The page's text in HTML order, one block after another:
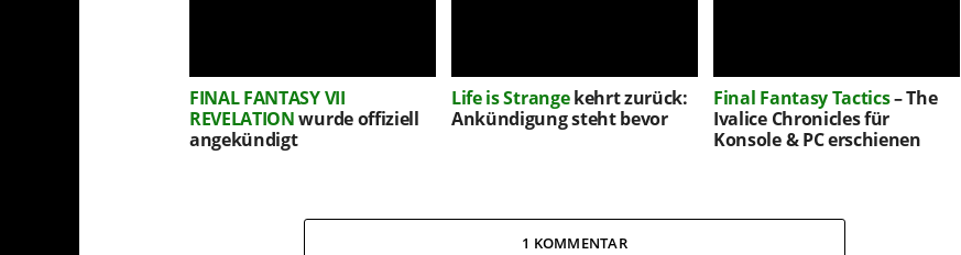
FINAL FANTASY VII
REVELATIONwurde offiziell
angekündigt
Life is Strangekehrt zurück:
Ankündigung steht bevor
Final Fantasy Tactics– The
Ivalice Chronicles für
Konsole & PC erschienen
1 KOMMENTAR